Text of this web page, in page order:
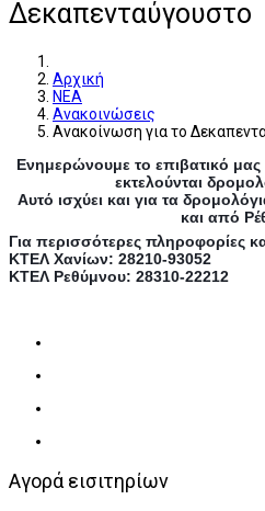
Δεκαπενταύγουστο
Αρχική
ΝΕΑ
Ανακοινώσεις
Ανακοίνωση για το
Ενημερώνουμε το επιβατικό μας
εκτελούνται
Αυτό ισχύει και για τα
και από
Για περισσότερες πληροφορίες
ΚΤΕΛ Χανίων: 28210-93052
ΚΤΕΛ Ρεθύμνου: 28310-22212
Αγορά εισιτηρίων